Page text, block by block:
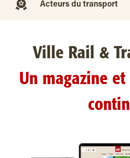
Acteurs du transport
Ville Rail &
Un magazine